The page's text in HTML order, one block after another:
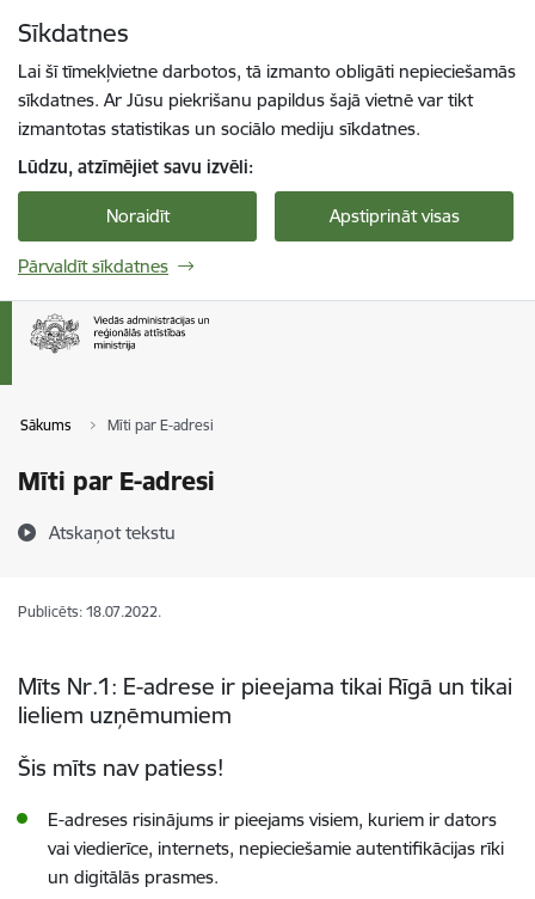
Sīkdatnes
Lai šī tīmekļvietne darbotos, tā izmanto obligāti nepieciešamās
sīkdatnes. Ar Jūsu piekrišanu papildus šajā vietnē var tikt
izmantotas statistikas un sociālo mediju sīkdatnes.
Lūdzu, atzīmējiet savu izvēli:
Noraidīt Apstiprināt visas
Pārvaldīt sīkdatnes
Sākums Mīti par E-adresi
Mīti par E-adresi
Atskaņot tekstu
Publicēts: 18.07.2022.
Mīts Nr.1: E-adrese ir pieejama tikai Rīgā un tikai
lieliem uzņēmumiem
Šis mīts nav patiess!
E-adreses risinājums ir pieejams visiem, kuriem ir dators
vai viedierīce, internets, nepieciešamie autentifikācijas rīki
un digitālās prasmes.